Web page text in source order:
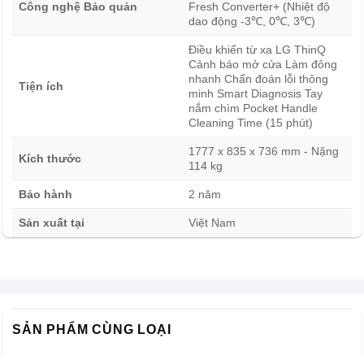
kế phẳng cũng mang lại cảm giác liền mạch khi bố trí cùng
Bảng điều khiển được thiết kế trực quan, hỗ trợ thay đổi
Công nghệ Bảo quản
Fresh Converter+ (Nhiệt độ
dao động -3℃, 0℃, 3℃)
Tiện ích
Điều khiển từ xa LG ThinQ
Cảnh báo mở cửa Làm đông
nhanh Chẩn đoán lỗi thông
minh Smart Diagnosis Tay
nắm chìm Pocket Handle
Cleaning Time (15 phút)
Kích thước
1777 x 835 x 736 mm - Nặng
114 kg
Bảo hành 2 năm
Sản xuất tại Việt Nam
SẢN PHẨM CÙNG LOẠI